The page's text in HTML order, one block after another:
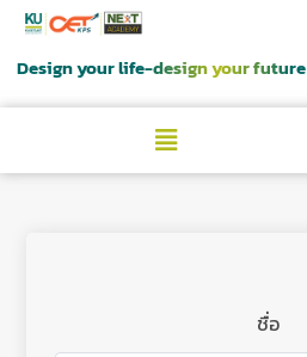
Design your life-design your future
ชื่อ